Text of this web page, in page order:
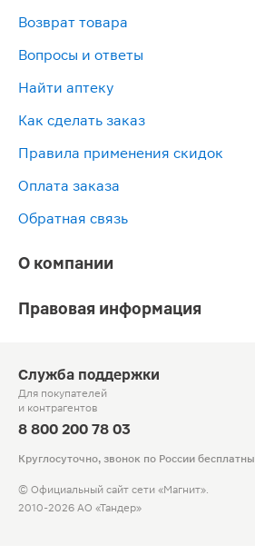
Возврат товара
Вопросы и ответы
Найти аптеку
Как сделать заказ
Правила применения скидок
Оплата заказа
Обратная связь
О компании
Правовая информация
Служба поддержки
Для покупателей
и контрагентов
8 800 200 78 03
Круглосуточно, звонок по России
© Официальный сайт сети «Магнит».
2010-2026 АО «Тандер»